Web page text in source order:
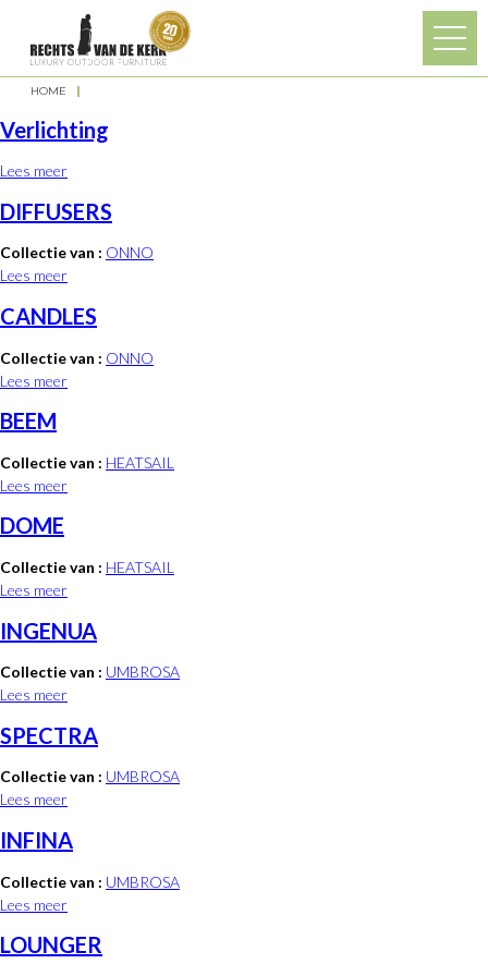
Overslaan en naar de algemene inhoud gaan
HOME
Verlichting
Lees meer
DIFFUSERS
Collectie van : ONNO
Lees meer
CANDLES
Collectie van : ONNO
Lees meer
BEEM
Collectie van : HEATSAIL
Lees meer
DOME
Collectie van : HEATSAIL
Lees meer
INGENUA
Collectie van : UMBROSA
Lees meer
SPECTRA
Collectie van : UMBROSA
Lees meer
INFINA
Collectie van : UMBROSA
Lees meer
LOUNGER